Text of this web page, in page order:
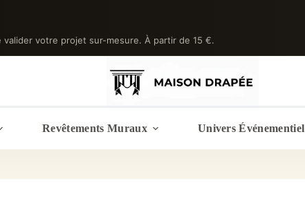
votre projet sur-mesure. À partir de 15 €.
Revêtements Muraux Univers Événementiel